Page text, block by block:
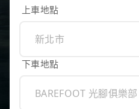
上車地點
下車地點